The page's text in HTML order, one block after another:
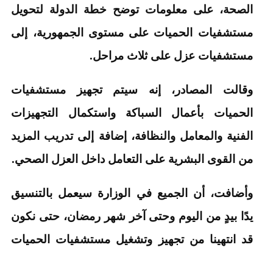
الصحة، على معلومات توضح خطة الدولة لتحويل
مستشفيات الحميات على مستوى الجمهورية، إلى
مستشفيات عزل على ثلاث مراحل.
وقالت المصادر، إنه سيتم تجهيز مستشفيات
الحميات بأعمال السباكة واستكمال التجهيزات
الفنية والمعامل والنظافة، إضافة إلى تدريب المزيد
من القوى البشرية على التعامل داخل العزل الصحي.
وأضافت، أن الجميع في الوزارة سيعمل بالتنسيق
يدًا بيدٍ من اليوم وحتى آخر شهر رمضان، حتى نكون
قد انتهينا من تجهيز وتشغيل مستشفيات الحميات